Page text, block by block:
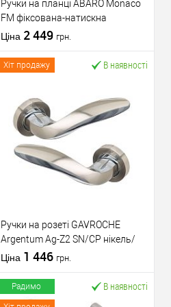
Ручки на планці ABARO Monaco
FM фіксована-натискна
антрацит
Ціна 2 449 грн.
Купити в 1 клік
До
У обране
Матеріал дверей
металопластикових
алюмінієвих
дверей
Міжосьова
Хіт продажу В наявності
Ручки на розеті GAVROCHE
Argentum Ag-Z2 SN/CP нікель/
хром
Ціна 1 446 грн.
Радимо В наявності